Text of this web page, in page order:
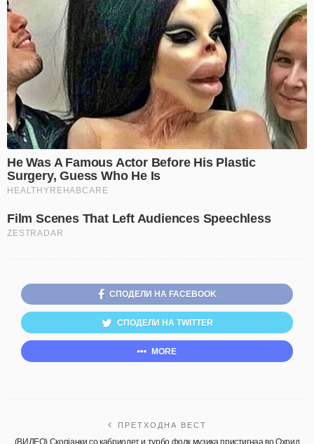
СПОДЕЛИ НА FACEBOOK
СПОДЕЛИ НА TWITTER
MORE
ПРЕТХОДНА ВЕСТ
(ВИДЕО) Скопјанки со кабриолет и турбо фолк музика пристигнаа во Охрид